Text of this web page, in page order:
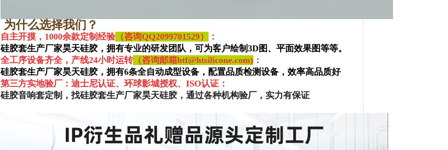
为什么选择我们？
自主开摸，1000余款定制经验 （咨询QQ2099701529）
：
硅胶套生产厂家昊天硅胶，拥有专业的研发团队，可为客户绘制3D图、平面效果图等等。
全工序设备齐全，产线24小时运转 （咨询邮箱htf@htsilicone.com) ：
硅胶套生产厂家昊天硅胶，拥有6条全自动成型设备，配置品质检测设备，效率高品质好
第三方实地验厂：迪士尼认证、环球影城授权、ISO认证：
硅胶音响套定制，找硅胶套生产厂家昊天硅胶，通过各种机构验厂，实力有保证